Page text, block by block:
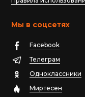
Мы в соцсетях
Facebook
Телеграм
Одноклассники
Миртесен